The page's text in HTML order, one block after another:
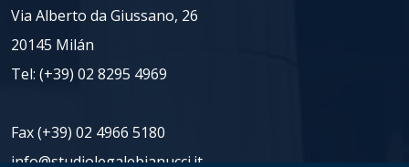
Via Alberto da Giussano, 26
20145 Milán
Tel: (+39) 02 8295 4969
Fax (+39) 02 4966 5180
info@studiolegalebianucci.it